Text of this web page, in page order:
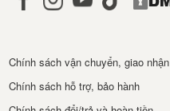
Chính sách vận chuyển, giao nhận
Chính sách hỗ trợ, bảo hành